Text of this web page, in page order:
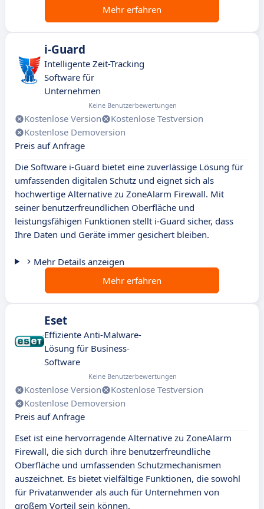
Mehr erfahren
i-Guard
Intelligente Zeit-Tracking
Software für
Unternehmen
Keine Benutzerbewertungen
Kostenlose Version
Kostenlose Testversion
Kostenlose Demoversion
Preis auf Anfrage
Die Software i-Guard bietet eine zuverlässige Lösung für
umfassenden digitalen Schutz und eignet sich als
hochwertige Alternative zu ZoneAlarm Firewall. Mit
seiner benutzerfreundlichen Oberfläche und
leistungsfähigen Funktionen stellt i-Guard sicher, dass
Ihre Daten und Geräte immer gesichert bleiben.
Mehr Details anzeigen
Mehr erfahren
Eset
Effiziente Anti-Malware-
Lösung für Business-
Software
Keine Benutzerbewertungen
Kostenlose Version
Kostenlose Testversion
Kostenlose Demoversion
Preis auf Anfrage
Eset ist eine hervorragende Alternative zu ZoneAlarm
Firewall, die sich durch ihre benutzerfreundliche
Oberfläche und umfassenden Schutzmechanismen
auszeichnet. Es bietet vielfältige Funktionen, die sowohl
für Privatanwender als auch für Unternehmen von
großem Vorteil sein können.